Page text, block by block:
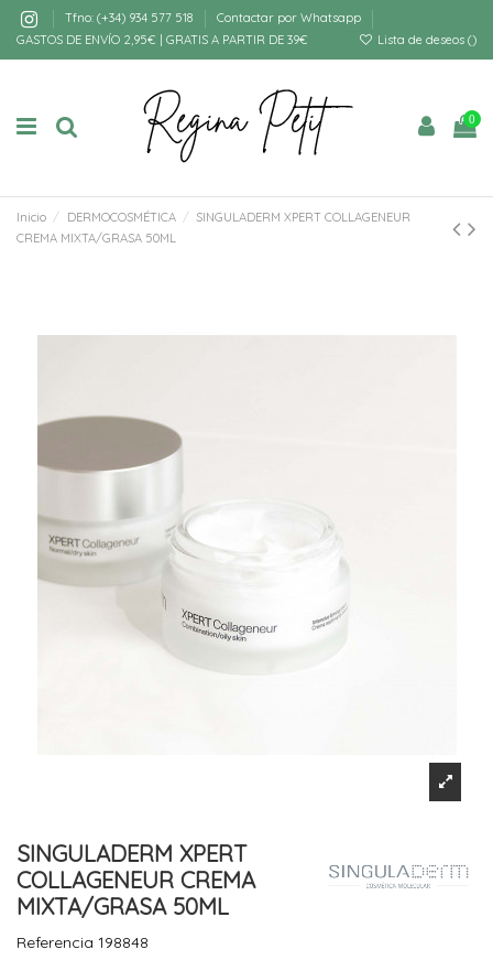
Tfno: (+34) 934 577 518
Contactar por Whatsapp
GASTOS DE ENVÍO 2,95€ | GRATIS A PARTIR DE 39€
Lista de deseos ()
0
Inicio DERMOCOSMÉTICA
SINGULADERM XPERT COLLAGENEUR
CREMA MIXTA/GRASA 50ML
SINGULADERM XPERT
COLLAGENEUR CREMA
MIXTA/GRASA 50ML
Referencia 198848